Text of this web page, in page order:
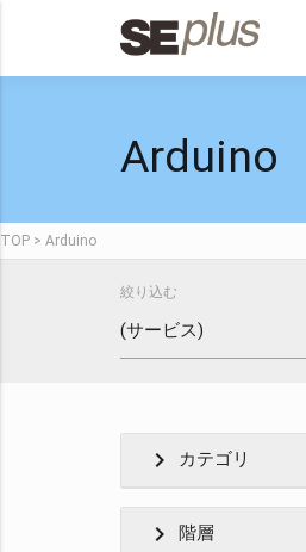
Arduino
TOP Arduino
絞り込む
chevron_right カテゴリ
chevron_right 階層